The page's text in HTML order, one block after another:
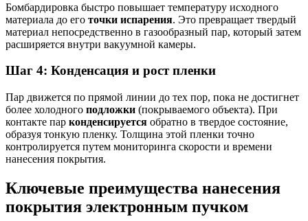
Бомбардировка быстро повышает температуру исходного
материала до его точки испарения. Это превращает твердый
материал непосредственно в газообразный пар, который затем
расширяется внутри вакуумной камеры.
Шаг 4: Конденсация и рост пленки
Пар движется по прямой линии до тех пор, пока не достигнет
более холодного подложки (покрываемого объекта). При
контакте пар конденсируется обратно в твердое состояние,
образуя тонкую пленку. Толщина этой пленки точно
контролируется путем мониторинга скорости и времени
нанесения покрытия.
Ключевые преимущества нанесения
покрытия электронным пучком